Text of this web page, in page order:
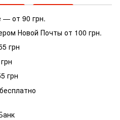
— от 90 грн.
Новой Почты от 100 грн.
грн
грн